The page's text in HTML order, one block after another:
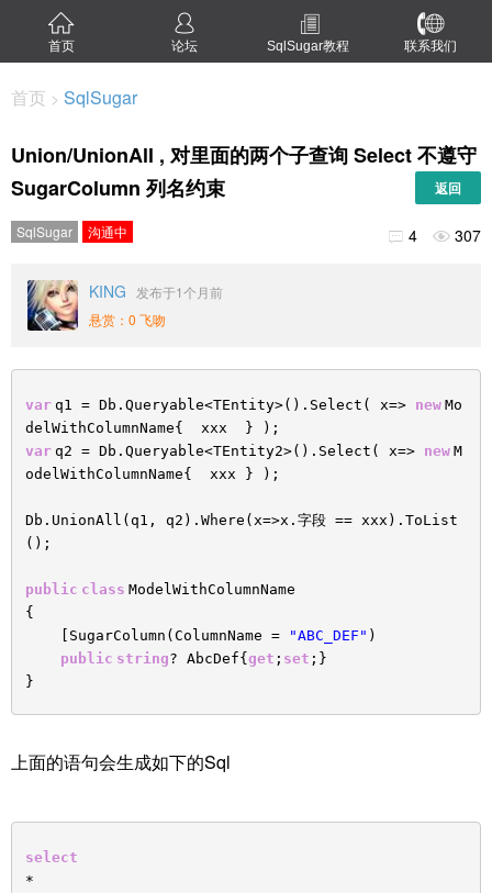
首页 论坛 SqlSugar教程 联系我们
首页 > SqlSugar
Union/UnionAll , 对里面的两个子查询 Select 不遵守
SugarColumn 列名约束
返回
SqlSugar 沟通中  4  307
KING
发布于1个月前
悬赏：0 飞吻
var q1 = Db.Queryable<TEntity>().Select( x=> new Mo
delWithColumnName{ xxx } );
var q2 = Db.Queryable<TEntity2>().Select( x=> new M
odelWithColumnName{ xxx } );
Db.UnionAll(q1, q2).Where(x=>x.字段 == xxx).ToList
();
public class ModelWithColumnName
{
[SugarColumn(ColumnName =
"ABC_DEF" )
public string? AbcDef{ get ; set ;}
}
上面的语句会生成如下的Sql
select
*